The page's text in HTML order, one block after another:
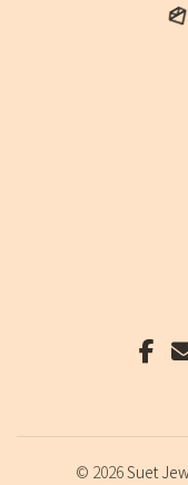
© 2026Suet